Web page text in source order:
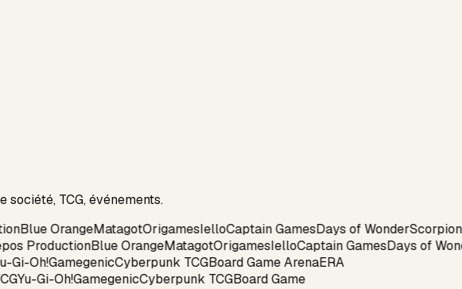
TCG, événements.
Blue OrangeMatagotOrigamesIelloCaptain GamesDays of WonderScorpion
ProductionBlue OrangeMatagotOrigamesIelloCaptain GamesDays of
Gi-Oh!GamegenicCyberpunk TCGBoard Game ArenaERA
Yu-Gi-Oh!GamegenicCyberpunk TCGBoard Game